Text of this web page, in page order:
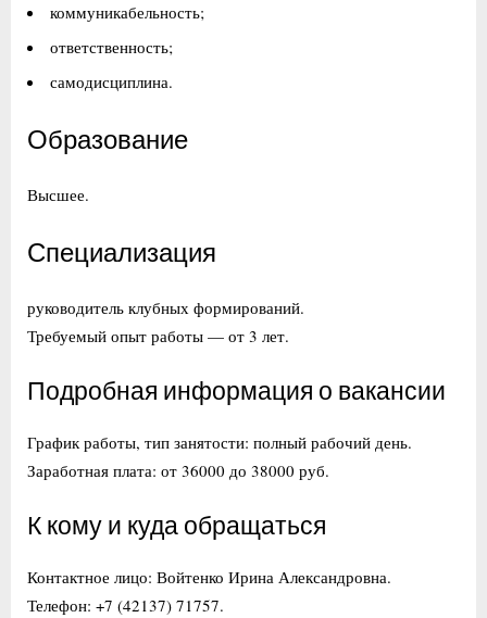
коммуникабельность;
ответственность;
самодисциплина.
Образование
Высшее.
Специализация
руководитель клубных формирований.
Требуемый опыт работы — от 3 лет.
Подробная информация о вакансии
График работы, тип занятости: полный рабочий день.
Заработная плата: от 36000 до 38000 руб.
К кому и куда обращаться
Контактное лицо: Войтенко Ирина Александровна.
Телефон: +7 (42137) 71757.